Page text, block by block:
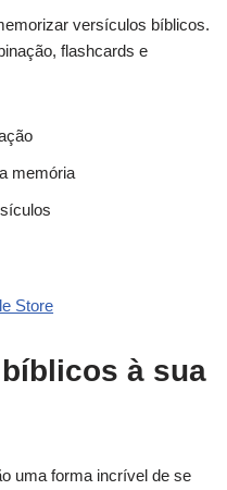
versículos bíblicos.
flashcards e
memória
Store
à sua
uma forma incrível de se